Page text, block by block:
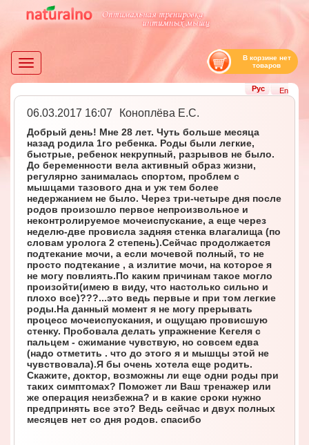
Toggle
navigation
В корзине нет
товаров
Рус En
06.03.2017 16:07 Коноплёва Е.С.
Добрый день! Мне 28 лет. Чуть больше месяца
назад родила 1го ребенка. Роды были легкие,
быстрые, ребенок некрупный, разрывов не было.
До беременности вела активный образ жизни,
регулярно занималась спортом, проблем с
мышцами тазового дна и уж тем более
недержанием не было. Через три-четыре дня после
родов произошло первое непроизвольное и
неконтролируемое мочеиспускание, а еще через
неделю-две провисла задняя стенка влагалища (по
словам уролога 2 степень).Сейчас продолжается
подтекание мочи, а если мочевой полный, то не
просто подтекание , а излитие мочи, на которое я
не могу повлиять.По каким причинам такое могло
произойти(имею в виду, что настолько сильно и
плохо все)???...это ведь первые и при том легкие
роды.На данный момент я не могу прерывать
процесс мочеиспускания, и ощущаю провисшую
стенку. Пробовала делать упражнение Кегеля с
пальцем - сжимание чувствую, но совсем едва
(надо отметить . что до этого я и мышцы этой не
чувствовала).Я бы очень хотела еще родить.
Скажите, доктор, возможны ли еще одни роды при
таких симптомах? Поможет ли Ваш тренажер или
же операция неизбежна? и в какие сроки нужно
предпринять все это? Ведь сейчас и двух полных
месяцев нет со дня родов. спасибо